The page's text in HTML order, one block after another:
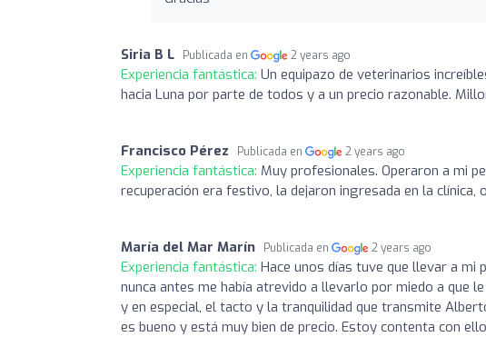
Siria B L Publicada en 2 years ago
Experiencia fantástica: Un equipazo de veterinarios
hacia Luna por parte de todos y a un precio razonable.
Francisco Pérez Publicada en 2 years ago
Experiencia fantástica: Muy profesionales. Operaron a mi
recuperación era festivo, la dejaron ingresada en la
María del Mar Marín Publicada en 2 years ago
Experiencia fantástica: Hace unos días tuve que llevar a mi
nunca antes me había atrevido a llevarlo por miedo a que
y en especial, el tacto y la tranquilidad que transmite
es bueno y está muy bien de precio. Estoy contenta con